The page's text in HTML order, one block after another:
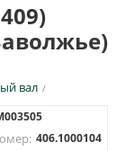
вал /
406.1000104